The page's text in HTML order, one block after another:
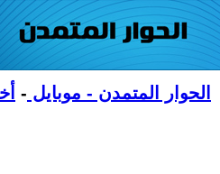
الحوار المتمدن - موبايل -